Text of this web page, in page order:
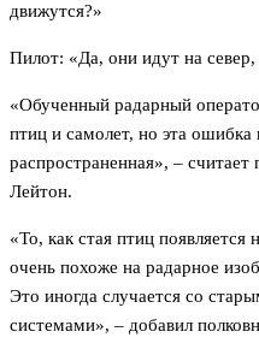
движутся?»
Пилот: «Да, они идут на север,
«Обученный радарный
птиц и самолет, но эта
распространенная», –
Лейтон.
«То, как стая птиц
очень похоже на радарное
Это иногда случается со
системами», – добавил